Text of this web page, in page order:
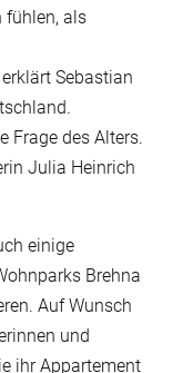
fühlen, als
Sebastian
Frage des Alters.
Julia Heinrich
einige
Brehna
Auf Wunsch
und
ihr Appartement